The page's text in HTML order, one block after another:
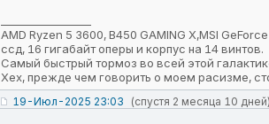
AMD Ryzen 5 3600, B450 GAMING X,MSI
ссд, 16 гигабайт оперы и корпус на 14 винтов.
Самый быстрый тормоз во всей этой
Хех, прежде чем говорить о моем расизме,
19-Июл-2025 23:03 (спустя 2 месяца 10